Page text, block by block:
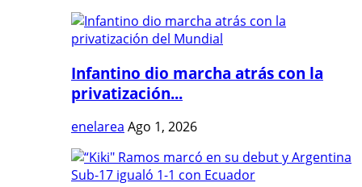
Infantino dio marcha atrás con la
privatización...
enelarea Ago 1, 2026